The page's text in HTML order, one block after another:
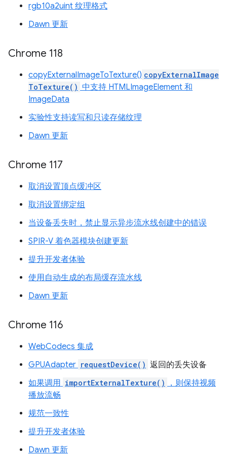
rgb10a2uint 纹理格式
Dawn 更新
Chrome 118
copyExternalImageToTexture() copyExternalImage
ToTexture() 中支持 HTMLImageElement 和
ImageData
实验性支持读写和只读存储纹理
Dawn 更新
Chrome 117
取消设置顶点缓冲区
取消设置绑定组
当设备丢失时，禁止显示异步流水线创建中的错误
SPIR-V 着色器模块创建更新
提升开发者体验
使用自动生成的布局缓存流水线
Dawn 更新
Chrome 116
WebCodecs 集成
GPUAdapter requestDevice() 返回的丢失设备
如果调用 importExternalTexture()
，则保持视频
播放流畅
规范一致性
提升开发者体验
Dawn 更新